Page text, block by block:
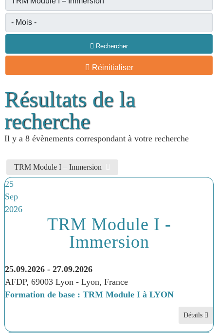
Rechercher
Réinitialiser
Résultats de la
recherche
Il y a 8 évènements correspondant à votre recherche
TRM Module I – Immersion
25
Sep
2026
TRM Module I -
Immersion
25.09.2026- 27.09.2026
AFDP, 69003 Lyon - Lyon, France
Formation de base : TRM Module I à LYON
Détails